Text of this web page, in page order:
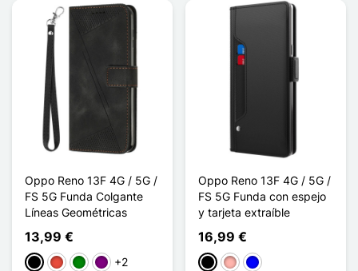
Oppo Reno 13F 4G / 5G /
FS 5G Funda Colgante
Líneas Geométricas
13,99 €
NegroRojoVerdePúrpura
+2
Oppo Reno 13F 4G / 5G /
FS 5G Funda con espejo
y tarjeta extraíble
16,99 €
NegroOro rosa
Azul